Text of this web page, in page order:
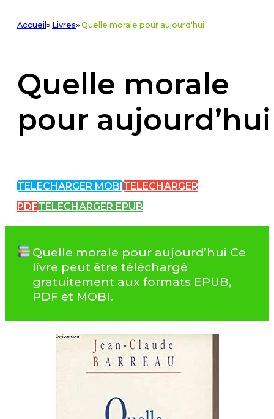
Accueil » Livres» Quelle morale pour aujourd'hui
Quelle morale
pour aujourd’hui
TELECHARGER MOBI TELECHARGER
PDFTELECHARGER EPUB
Quelle morale pour aujourd’hui Ce
livre peut être téléchargé
gratuitement aux formats EPUB,
PDF et MOBI.